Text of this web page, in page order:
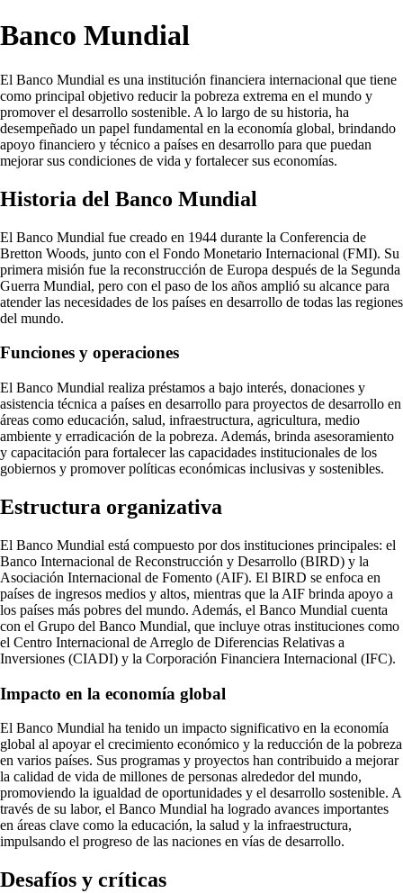
Banco Mundial
El Banco Mundial es una institución financiera internacional que tiene
como principal objetivo reducir la pobreza extrema en el mundo y
promover el desarrollo sostenible. A lo largo de su historia, ha
desempeñado un papel fundamental en la economía global, brindando
apoyo financiero y técnico a países en desarrollo para que puedan
mejorar sus condiciones de vida y fortalecer sus economías.
Historia del Banco Mundial
El Banco Mundial fue creado en 1944 durante la Conferencia de
Bretton Woods, junto con el Fondo Monetario Internacional (FMI). Su
primera misión fue la reconstrucción de Europa después de la Segunda
Guerra Mundial, pero con el paso de los años amplió su alcance para
atender las necesidades de los países en desarrollo de todas las regiones
del mundo.
Funciones y operaciones
El Banco Mundial realiza préstamos a bajo interés, donaciones y
asistencia técnica a países en desarrollo para proyectos de desarrollo en
áreas como educación, salud, infraestructura, agricultura, medio
ambiente y erradicación de la pobreza. Además, brinda asesoramiento
y capacitación para fortalecer las capacidades institucionales de los
gobiernos y promover políticas económicas inclusivas y sostenibles.
Estructura organizativa
El Banco Mundial está compuesto por dos instituciones principales: el
Banco Internacional de Reconstrucción y Desarrollo (BIRD) y la
Asociación Internacional de Fomento (AIF). El BIRD se enfoca en
países de ingresos medios y altos, mientras que la AIF brinda apoyo a
los países más pobres del mundo. Además, el Banco Mundial cuenta
con el Grupo del Banco Mundial, que incluye otras instituciones como
el Centro Internacional de Arreglo de Diferencias Relativas a
Inversiones (CIADI) y la Corporación Financiera Internacional (IFC).
Impacto en la economía global
El Banco Mundial ha tenido un impacto significativo en la economía
global al apoyar el crecimiento económico y la reducción de la pobreza
en varios países. Sus programas y proyectos han contribuido a mejorar
la calidad de vida de millones de personas alrededor del mundo,
promoviendo la igualdad de oportunidades y el desarrollo sostenible. A
través de su labor, el Banco Mundial ha logrado avances importantes
en áreas clave como la educación, la salud y la infraestructura,
impulsando el progreso de las naciones en vías de desarrollo.
Desafíos y críticas